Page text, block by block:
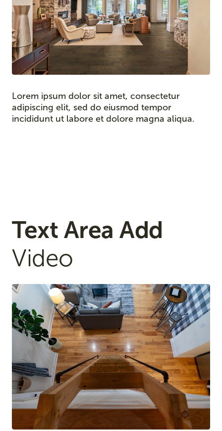
Lorem ipsum dolor sit amet, consectetur
adipiscing elit, sed do eiusmod tempor
incididunt ut labore et dolore magna aliqua.
Text Area Add
Video